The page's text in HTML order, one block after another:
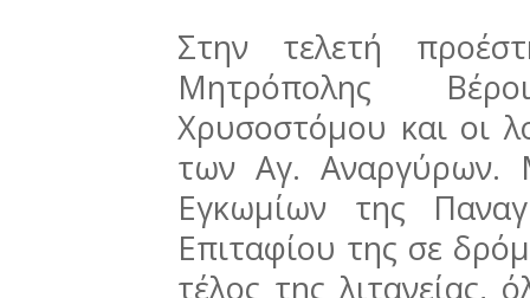
Στην τελετή
Μητρόπολης
Χρυσοστόμου και οι
των Αγ. Αναργύρων.
Εγκωμίων της
Επιταφίου της σε
τέλος της λιτανείας,